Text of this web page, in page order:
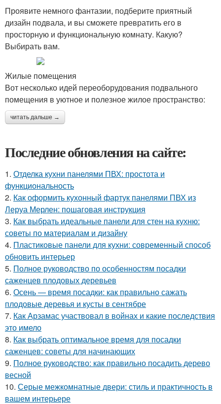
Проявите немного фантазии, подберите приятный
дизайн подвала, и вы сможете превратить его в
просторную и функциональную комнату. Какую?
Выбирать вам.
Жилые помещения
Вот несколько идей переоборудования подвального
помещения в уютное и полезное жилое пространство:
читать дальше →
Последние обновления на сайте:
1. Отделка кухни панелями ПВХ: простота и
функциональность
2. Как оформить кухонный фартук панелями ПВХ из
Леруа Мерлен: пошаговая инструкция
3. Как выбрать идеальные панели для стен на кухню:
советы по материалам и дизайну
4. Пластиковые панели для кухни: современный способ
обновить интерьер
5. Полное руководство по особенностям посадки
саженцев плодовых деревьев
6. Осень — время посадки: как правильно сажать
плодовые деревья и кусты в сентябре
7. Как Арзамас участвовал в войнах и какие последствия
это имело
8. Как выбрать оптимальное время для посадки
саженцев: советы для начинающих
9. Полное руководство: как правильно посадить дерево
весной
10. Серые межкомнатные двери: стиль и практичность в
вашем интерьере